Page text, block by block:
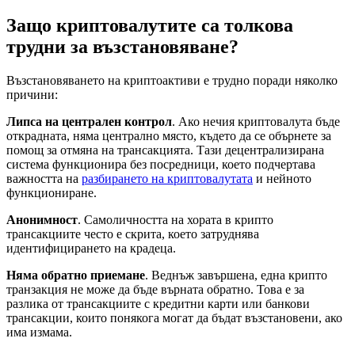
Защо криптовалутите са толкова
трудни за възстановяване?
Възстановяването на криптоактиви е трудно поради няколко
причини:
Липса на централен контрол. Ако нечия криптовалута бъде
открадната, няма централно място, където да се обърнете за
помощ за отмяна на трансакцията. Тази децентрализирана
система функционира без посредници, което подчертава
важността на разбирането на криптовалутата и нейното
функциониране.
Анонимност. Самоличността на хората в крипто
трансакциите често е скрита, което затруднява
идентифицирането на крадеца.
Няма обратно приемане. Веднъж завършена, една крипто
транзакция не може да бъде върната обратно. Това е за
разлика от трансакциите с кредитни карти или банкови
трансакции, които понякога могат да бъдат възстановени, ако
има измама.